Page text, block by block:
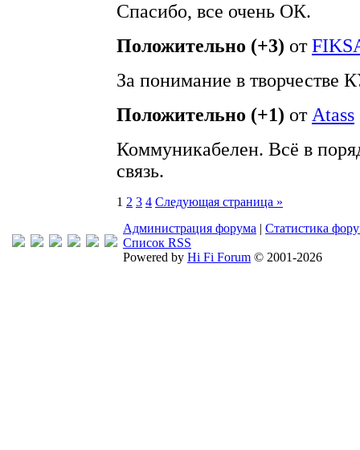
Спасибо, все очень ОК.
Положительно (+3) от
За понимание в
Положительно (+1) от Atass
Коммуникабелен. Всё в
связь.
1 2 3 4 Следующая страница »
Администрация форума | Статистика
Список RSS
Powered by Hi Fi Forum © 2001-2026